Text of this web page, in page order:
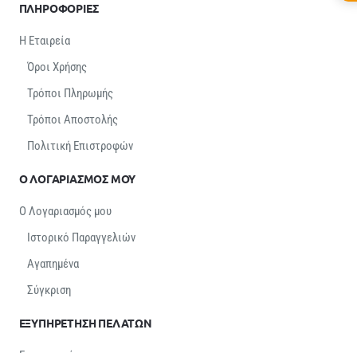
ΠΛΗΡΟΦΟΡΙΕΣ
Η Εταιρεία
Όροι Χρήσης
Τρόποι Πληρωμής
Τρόποι Αποστολής
Πολιτική Επιστροφών
Ο ΛΟΓΑΡΙΑΣΜΟΣ ΜΟΥ
Ο Λογαριασμός μου
Ιστορικό Παραγγελιών
Αγαπημένα
Σύγκριση
ΕΞΥΠΗΡΕΤΗΣΗ ΠΕΛΑΤΩΝ